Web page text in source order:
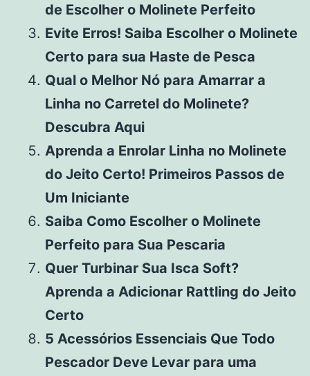
de Escolher o Molinete Perfeito
Evite Erros! Saiba Escolher o Molinete
Certo para sua Haste de Pesca
Qual o Melhor Nó para Amarrar a
Linha no Carretel do Molinete?
Descubra Aqui
Aprenda a Enrolar Linha no Molinete
do Jeito Certo! Primeiros Passos de
Um Iniciante
Saiba Como Escolher o Molinete
Perfeito para Sua Pescaria
Quer Turbinar Sua Isca Soft?
Aprenda a Adicionar Rattling do Jeito
Certo
5 Acessórios Essenciais Que Todo
Pescador Deve Levar para uma